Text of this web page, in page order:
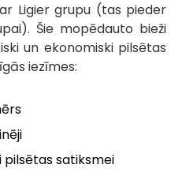
Ligier grupu (tas pieder
Šie mopēdauto bieži
un ekonomiski pilsētas
iezīmes:
pilsētas satiksmei